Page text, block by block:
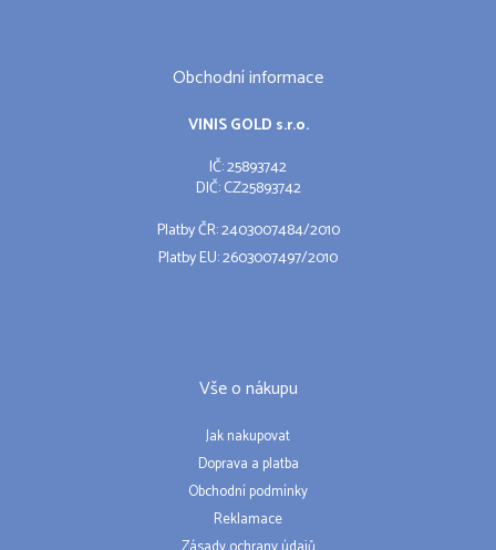
Obchodní informace
VINIS GOLD s.r.o.
IČ: 25893742
DIČ: CZ25893742
Platby ČR: 2403007484/2010
Platby EU: 2603007497/2010
Vše o nákupu
Jak nakupovat
Doprava a platba
Obchodní podmínky
Reklamace